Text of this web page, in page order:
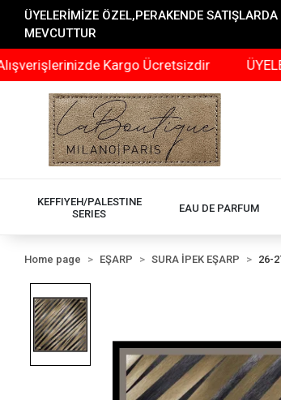
ÜYELERİMİZE ÖZEL,PERAKENDE
MEVCUTTUR
Kargo Ücretsizdir
KEFFIYEH/PALESTINE
SERIES
EAU DE PARFUM
Home page EŞARP SURA İPEK EŞARP 26-